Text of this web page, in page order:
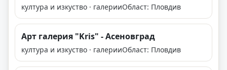
култура и изкуство · галерииОбласт: Пловдив
Арт галерия "Kris" - Асеновград
култура и изкуство · галерииОбласт: Пловдив